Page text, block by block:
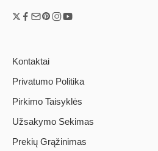
Kontaktai
Privatumo Politika
Pirkimo Taisyklės
Užsakymo Sekimas
Prekių Grąžinimas